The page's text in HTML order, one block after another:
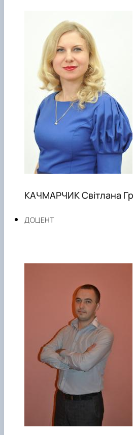
ДОЦЕНТ
КАЧМАРЧИК Світлана